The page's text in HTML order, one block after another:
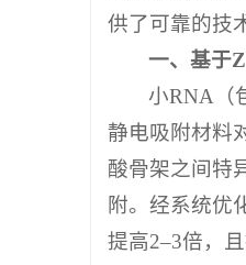
供了可靠的技
一、基于
小RNA（
静电吸附材料
酸骨架之间特
附。经系统优
提高2–3倍，